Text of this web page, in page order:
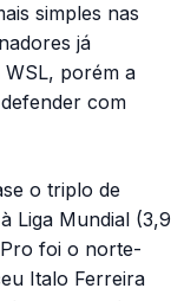
simples nas
já
porém a
com
o triplo de
Liga Mundial (3,9
Pro foi o norte-
Italo Ferreira